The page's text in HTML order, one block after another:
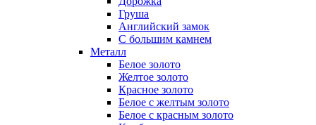
Груша
Английский замок
С большим камнем
Металл
Белое золото
Желтое золото
Красное золото
Белое с желтым золото
Белое с красным золото